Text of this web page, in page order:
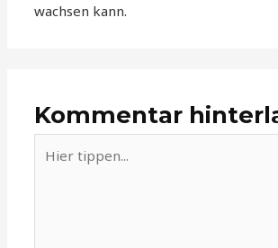
wachsen kann.
Kommentar
tippen...